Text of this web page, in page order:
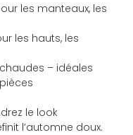
les manteaux, les
les hauts, les
– idéales
le look
l’automne doux.